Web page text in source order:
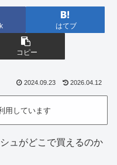
はてブ
コピー
2024.09.23 2026.04.12
用しています
ュがどこで買えるのか